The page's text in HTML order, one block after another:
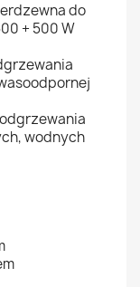
do
+ 500 W
wodnych